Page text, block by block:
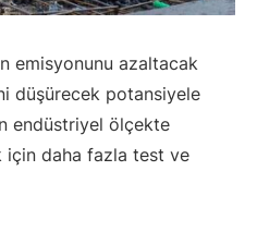
emisyonunu azaltacak
düşürecek potansiyele
endüstriyel ölçekte
için daha fazla test ve